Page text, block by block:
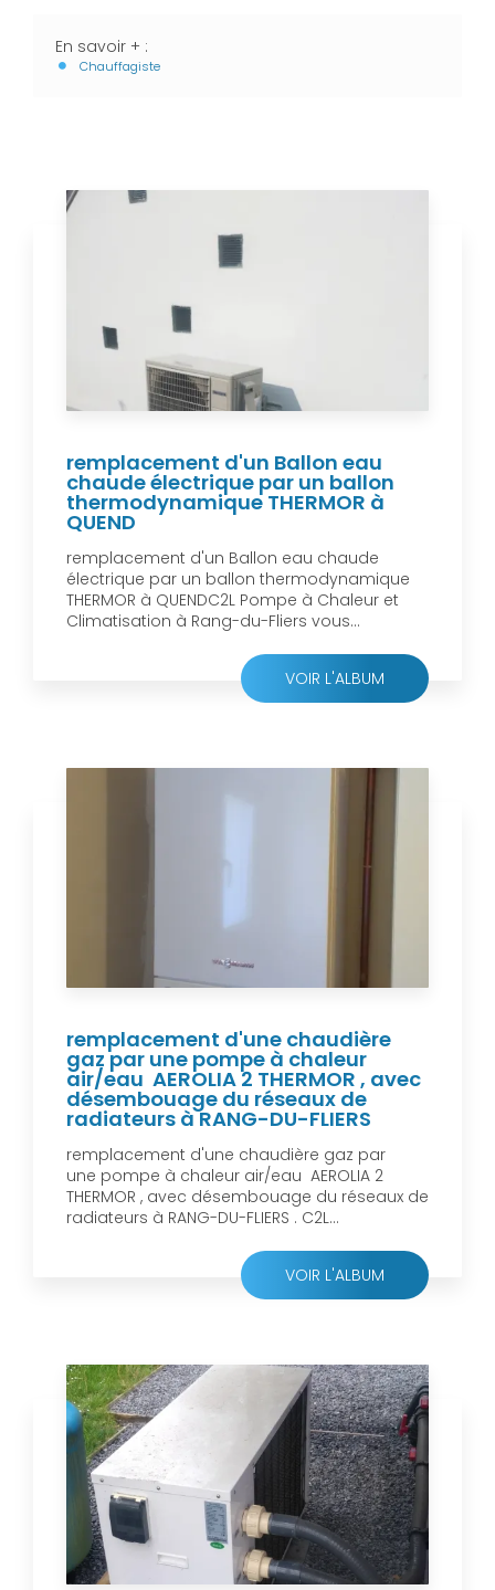
En savoir + :
Chauffagiste
remplacement d'un Ballon eau
chaude électrique par un ballon
thermodynamique THERMOR à
QUEND
remplacement d'un Ballon eau chaude
électrique par un ballon thermodynamique
THERMOR à QUENDC2L Pompe à Chaleur et
Climatisation à Rang-du-Fliers vous...
VOIR L'ALBUM
remplacement d'une chaudière
gaz par une pompe à chaleur
air/eau AEROLIA 2 THERMOR , avec
désembouage du réseaux de
radiateurs à RANG-DU-FLIERS
remplacement d'une chaudière gaz par
une pompe à chaleur air/eau AEROLIA 2
THERMOR , avec désembouage du réseaux de
radiateurs à RANG-DU-FLIERS . C2L...
VOIR L'ALBUM